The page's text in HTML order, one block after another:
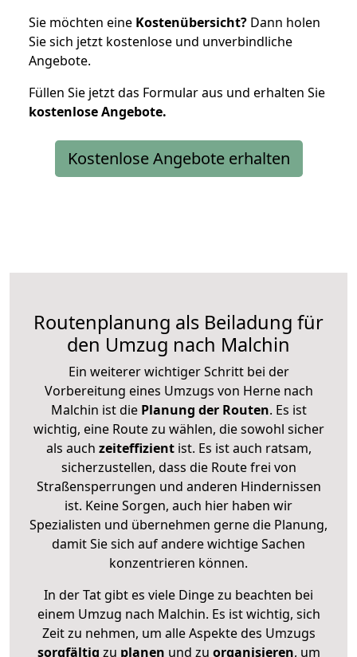
Sie möchten eine Kostenübersicht? Dann holen
Sie sich jetzt kostenlose und unverbindliche
Angebote.
Füllen Sie jetzt das Formular aus und erhalten Sie
kostenloseAngebote.
Kostenlose Angebote erhalten
Routenplanung als Beiladung für
den Umzug nach Malchin
Ein weiterer wichtiger Schritt bei der
Vorbereitung eines Umzugs von Herne nach
Malchin ist diePlanung der Routen. Es ist
wichtig, eine Route zu wählen, die sowohl sicher
als auch zeiteffizientist. Es ist auch ratsam,
sicherzustellen, dass die Route frei von
Straßensperrungen und anderen Hindernissen
ist. Keine Sorgen, auch hier haben wir
Spezialisten und übernehmen gerne die Planung,
damit Sie sich auf andere wichtige Sachen
konzentrieren können.
In der Tat gibt es viele Dinge zu beachten bei
einem Umzug nach Malchin. Es ist wichtig, sich
Zeit zu nehmen, um alle Aspekte des Umzugs
sorgfältig zu planen und zu organisieren, um